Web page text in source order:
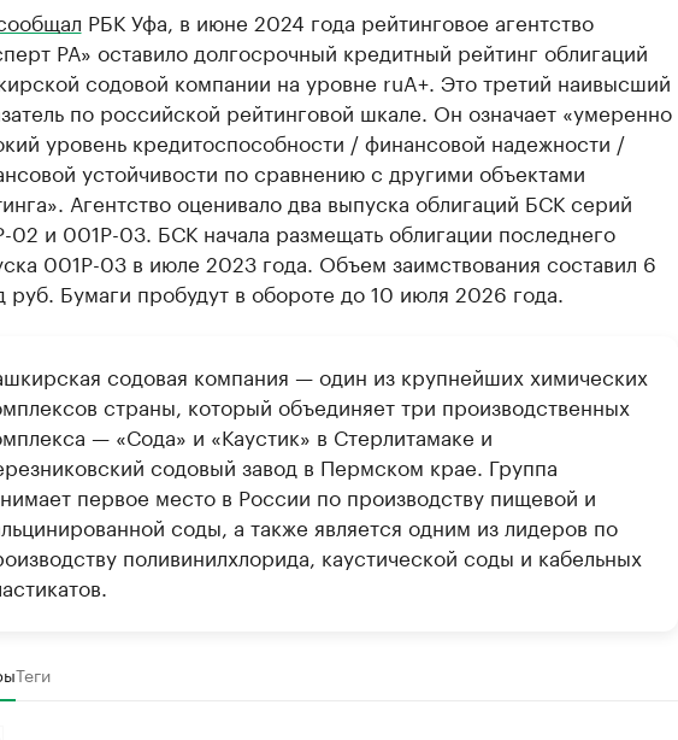
РБК Уфа, в июне 2024 года рейтинговое агентство
РА» оставило долгосрочный кредитный рейтинг облигаций
содовой компании на уровне ruA+. Это третий наивысший
по российской рейтинговой шкале. Он означает «умеренно
уровень кредитоспособности / финансовой надежности /
устойчивости по сравнению с другими объектами
Агентство оценивало два выпуска облигаций БСК серий
02 и 001P-03. БСК начала размещать облигации последнего
001P-03 в июле 2023 года. Объем заимствования составил 6
руб. Бумаги пробудут в обороте до 10 июля 2026 года.
содовая компания — один из крупнейших химических
страны, который объединяет три производственных
— «Сода» и «Каустик» в Стерлитамаке и
содовый завод в Пермском крае. Группа
первое место в России по производству пищевой и
соды, а также является одним из лидеров по
поливинилхлорида, каустической соды и кабельных
Теги